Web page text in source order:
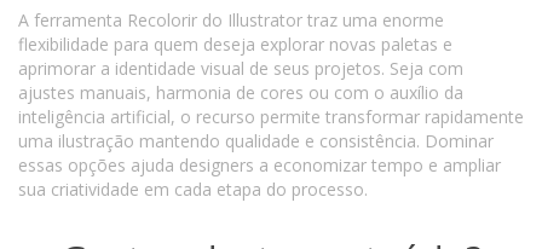
A ferramenta Recolorir do Illustrator traz uma enorme
flexibilidade para quem deseja explorar novas paletas e
aprimorar a identidade visual de seus projetos. Seja com
ajustes manuais, harmonia de cores ou com o auxílio da
inteligência artificial, o recurso permite transformar rapidamente
uma ilustração mantendo qualidade e consistência. Dominar
essas opções ajuda designers a economizar tempo e ampliar
sua criatividade em cada etapa do processo.